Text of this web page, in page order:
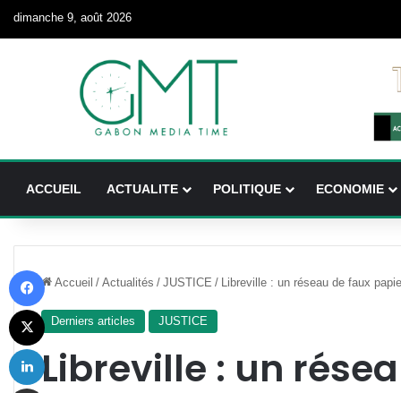
dimanche 9, août 2026
ACCUEIL ACTUALITE POLITIQUE ECONOMIE
Accueil / Actualités / JUSTICE / Libreville : un réseau de faux
Derniers articles JUSTICE
Libreville : un
X